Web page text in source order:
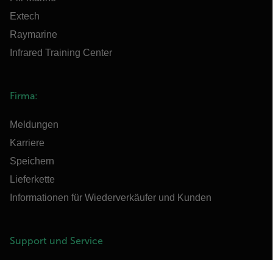
Extech
Raymarine
Infrared Training Center
Firma:
Meldungen
Karriere
Speichern
Lieferkette
Informationen für Wiederverkäufer und Kunden
Support und Service